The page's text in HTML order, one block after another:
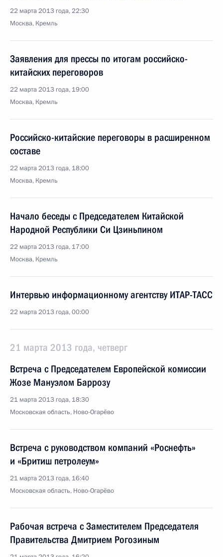
22 марта 2013 года, 22:30
Москва, Кремль
Заявления для прессы по итогам российско-
китайских переговоров
22 марта 2013 года, 19:00
Москва, Кремль
Российско-китайские переговоры в расширенном
составе
22 марта 2013 года, 18:00
Москва, Кремль
Начало беседы с Председателем Китайской
Народной Республики Си Цзиньпином
22 марта 2013 года, 17:00
Москва, Кремль
Интервью информационному агентству ИТАР-ТАСС
22 марта 2013 года, 00:00
21 марта 2013 года, четверг
Встреча с Председателем Европейской комиссии
Жозе Мануэлом Баррозу
21 марта 2013 года, 18:30
Московская область, Ново-Огарёво
Встреча с руководством компаний «Роснефть»
и «Бритиш петролеум»
21 марта 2013 года, 16:40
Московская область, Ново-Огарёво
Рабочая встреча с Заместителем Председателя
Правительства Дмитрием Рогозиным